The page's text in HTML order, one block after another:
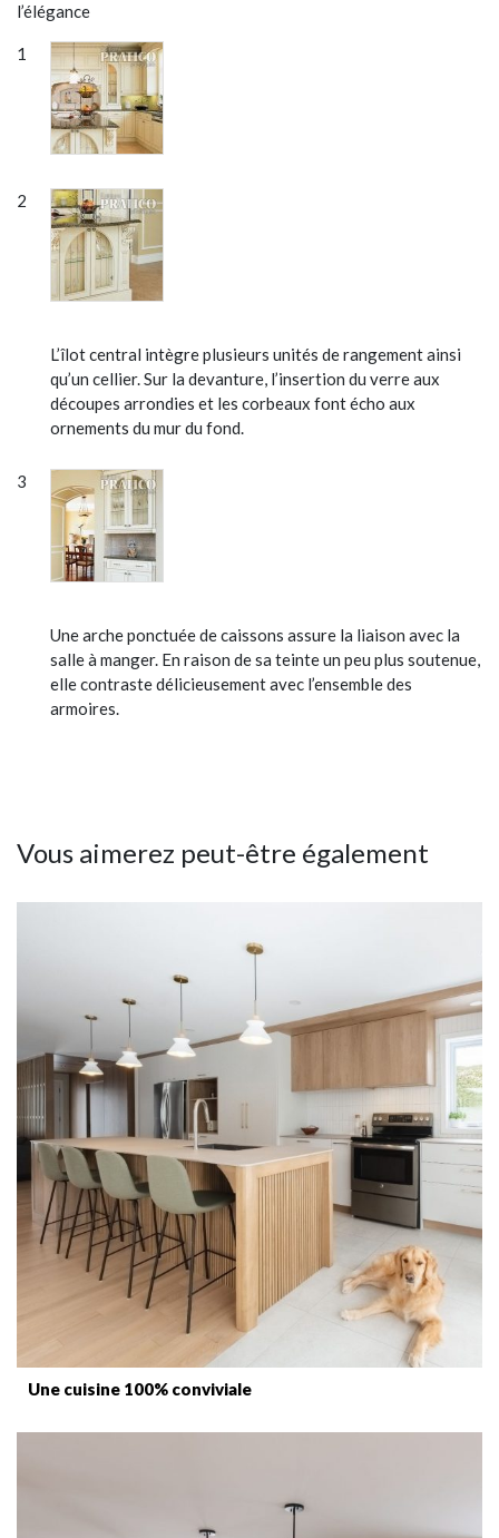
l’élégance
L’îlot central intègre plusieurs unités de rangement ainsi
qu’un cellier. Sur la devanture, l’insertion du verre aux
découpes arrondies et les corbeaux font écho aux
ornements du mur du fond.
Une arche ponctuée de caissons assure la liaison avec la
salle à manger. En raison de sa teinte un peu plus soutenue,
elle contraste délicieusement avec l’ensemble des
armoires.
Vous aimerez peut-être également
Une cuisine 100% conviviale